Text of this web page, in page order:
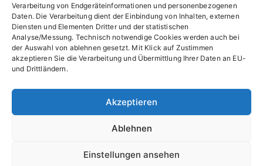
Verarbeitung von Endgeräteinformationen und personenbezogenen
Daten. Die Verarbeitung dient der Einbindung von Inhalten, externen
Diensten und Elementen Dritter und der statistischen
Analyse/Messung. Technisch notwendige Cookies werden auch bei
der Auswahl von ablehnen gesetzt. Mit Klick auf Zustimmen
akzeptieren Sie die Verarbeitung und Übermittlung Ihrer Daten an EU-
und Drittländern.
Akzeptieren
Ablehnen
Einstellungen ansehen
Hausverwaltung Morath GmbHbietet einen umfassenden
Service für Ihre Immobilie und Hausverwaltung in der Region
zuverlässiger Partner für Immobilien- und WEG-Verwaltung
Hausverwaltung Morath